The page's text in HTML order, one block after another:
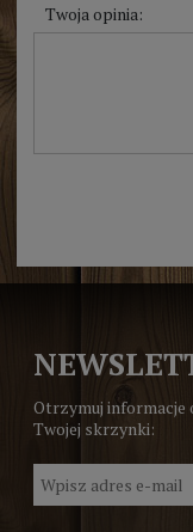
Twoja opinia:
Otrzymuj informacje
Twojej skrzynki: